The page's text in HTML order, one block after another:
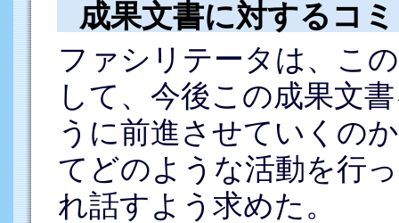
成果文書に対するコ
ファシリテータは、こ
して、今後この成果文
うに前進させていくの
てどのような活動を行
れ話すよう求めた。